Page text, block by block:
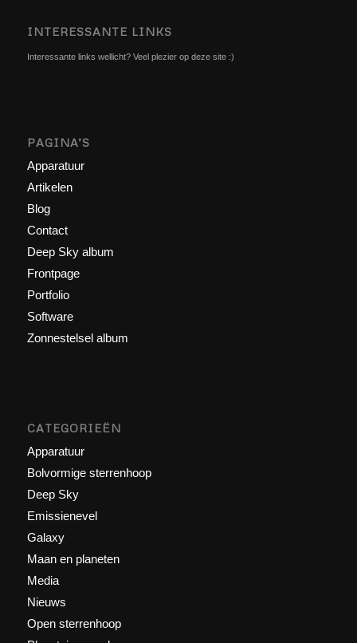
INTERESSANTE LINKS
Interessante links wellicht? Veel plezier op deze site :)
PAGINA’S
Apparatuur
Artikelen
Blog
Contact
Deep Sky album
Frontpage
Portfolio
Software
Zonnestelsel album
CATEGORIEËN
Apparatuur
Bolvormige sterrenhoop
Deep Sky
Emissienevel
Galaxy
Maan en planeten
Media
Nieuws
Open sterrenhoop